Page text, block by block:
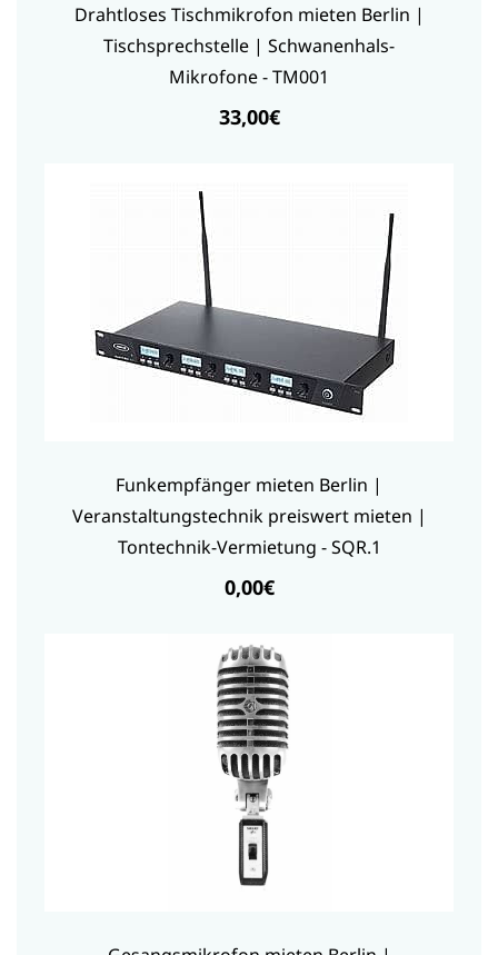
Drahtloses Tischmikrofon mieten Berlin |
Tischsprechstelle | Schwanenhals-
Mikrofone - TM001
33,00€
Funkempfänger mieten Berlin |
Veranstaltungstechnik preiswert mieten |
Tontechnik-Vermietung - SQR.1
0,00€